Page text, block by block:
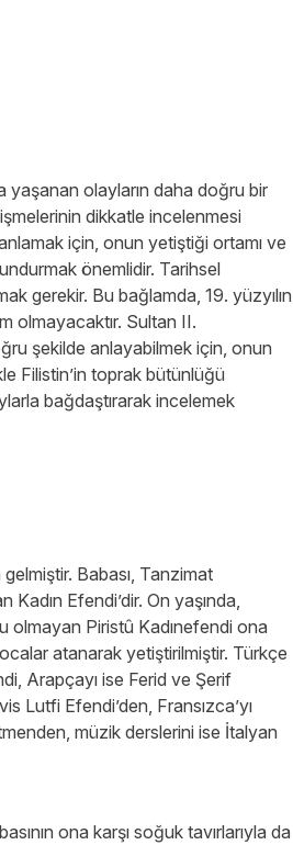
yaşanan olayların daha doğru bir
dikkatle incelenmesi
için, onun yetiştiği ortamı ve
önemlidir. Tarihsel
gerekir. Bu bağlamda, 19. yüzyılın
olmayacaktır. Sultan II.
şekilde anlayabilmek için, onun
Filistin’in toprak bütünlüğü
bağdaştırarak incelemek
Babası, Tanzimat
Efendi’dir. On yaşında,
olmayan Piristû Kadınefendi ona
atanarak yetiştirilmiştir. Türkçe
Arapçayı ise Ferid ve Şerif
Lutfi Efendi’den, Fransızca’yı
müzik derslerini ise İtalyan
ona karşı soğuk tavırlarıyla da